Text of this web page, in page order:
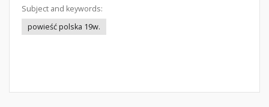
Subject and keywords:
powieść polska 19w.